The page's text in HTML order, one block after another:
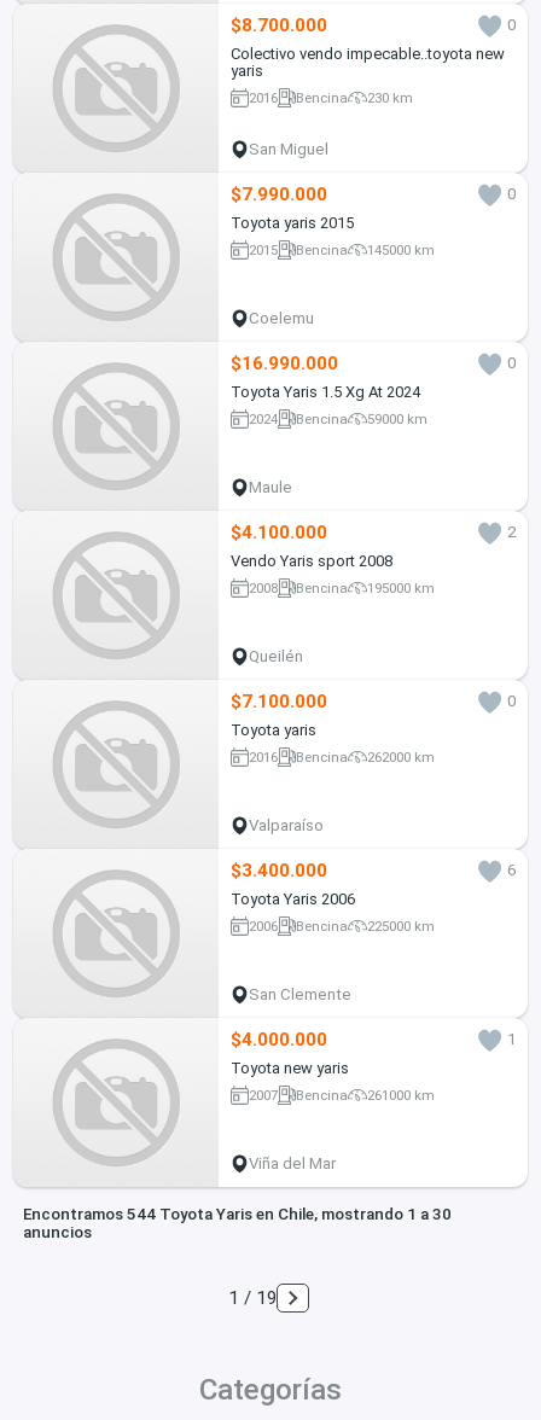
$8.700.000
0
Colectivo vendo impecable..toyota new
yaris
2016 Bencina 230 km
San Miguel
$7.990.000
0
Toyota yaris 2015
2015 Bencina 145000 km
Coelemu
$16.990.000
0
Toyota Yaris 1.5 Xg At 2024
2024 Bencina 59000 km
Maule
$4.100.000
2
Vendo Yaris sport 2008
2008 Bencina 195000 km
Queilén
$7.100.000
0
Toyota yaris
2016 Bencina 262000 km
Valparaíso
$3.400.000
6
Toyota Yaris 2006
2006 Bencina 225000 km
San Clemente
$4.000.000
1
Toyota new yaris
2007 Bencina 261000 km
Viña del Mar
Encontramos 544 Toyota Yaris en Chile, mostrando 1 a 30
anuncios
1 / 19
Categorías